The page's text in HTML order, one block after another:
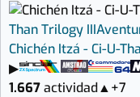
Than Trilogy III
Chichén Itzá - Ci-U-
▶
1.667actividad▲+7